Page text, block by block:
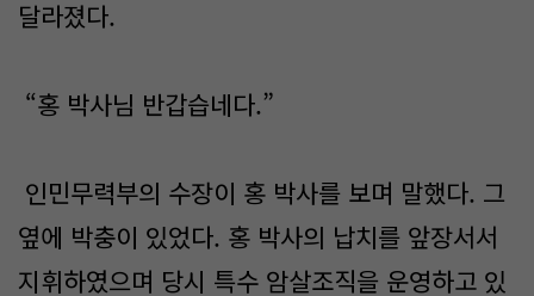
달라졌다.
“홍 박사님 반갑습네다.”
인민무력부의 수장이 홍 박사를 보며 말했다. 그
옆에 박충이 있었다. 홍 박사의 납치를 앞장서서
지휘하였으며 당시 특수 암살조직을 운영하고 있